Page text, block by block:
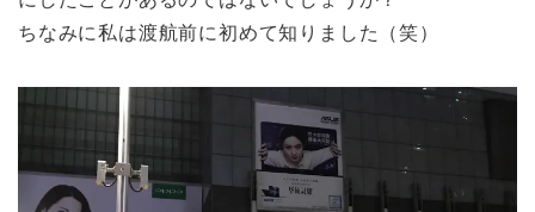
ちなみに私は渡航前に初めて知りました（笑）